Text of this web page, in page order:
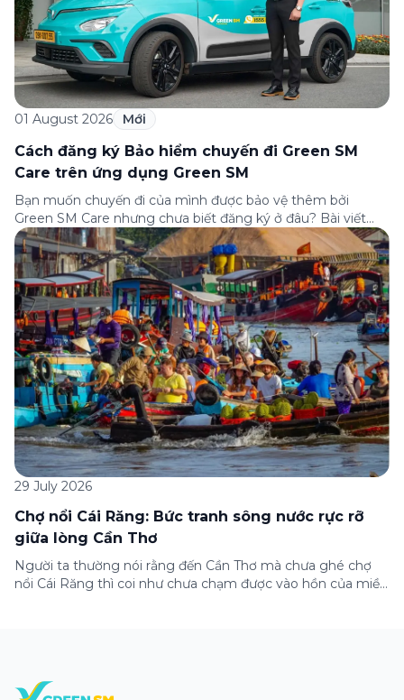
01 August 2026 Mới
Cách đăng ký Bảo hiểm chuyến đi Green SM
Care trên ứng dụng Green SM
Bạn muốn chuyến đi của mình được bảo vệ thêm bởi
Green SM Care nhưng chưa biết đăng ký ở đâu? Bài viết
dưới đây sẽ hướng dẫn chi tiết cách tham gia (và hủy tham
gia) gói bảo hiểm này ngay trên ứng dụng Green SM, cùng
những lưu ý quan trọng trước khi […]
29 July 2026
Chợ nổi Cái Răng: Bức tranh sông nước rực rỡ
giữa lòng Cần Thơ
Người ta thường nói rằng đến Cần Thơ mà chưa ghé chợ
nổi Cái Răng thì coi như chưa chạm được vào hồn của miền